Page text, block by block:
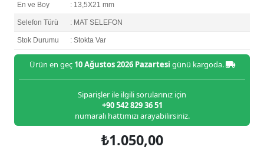
En ve Boy : 13,5X21 mm
Selefon Türü : MAT SELEFON
Stok Durumu : Stokta Var
Ürün en geç 10 Ağustos 2026 Pazartesi günü kargoda.
Siparişler ile ilgili sorularınız için
+90 542 829 36 51
numaralı hattımızı arayabilirsiniz.
₺1.050,00